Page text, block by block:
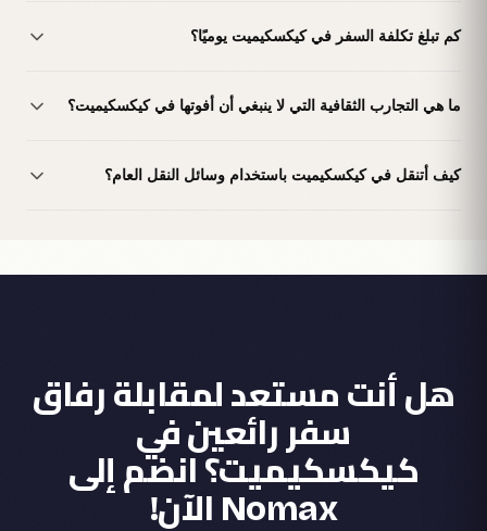
كم تبلغ تكلفة السفر في كيكسكيميت يوميًا؟
ما هي التجارب الثقافية التي لا ينبغي أن أفوتها في كيكسكيميت؟
كيف أتنقل في كيكسكيميت باستخدام وسائل النقل العام؟
هل أنت مستعد لمقابلة رفاق
سفر رائعين في
كيكسكيميت؟ انضم إلى
Nomax الآن!